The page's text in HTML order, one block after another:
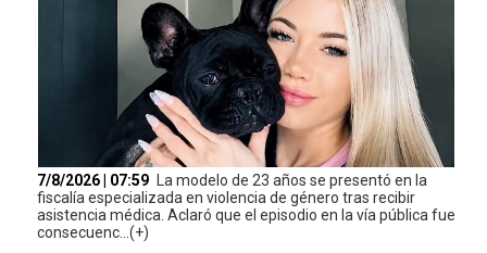
7/8/2026 | 07:59
La modelo de 23 años se presentó en la
fiscalía especializada en violencia de género tras recibir
asistencia médica. Aclaró que el episodio en la vía pública fue
consecuenc...(+)